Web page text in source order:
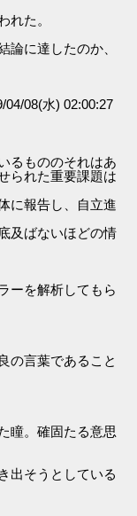
れた。
論に達したのか、
04/08(水) 02:00:27
るもののそれはあ
られた重要課題は
に報告し、自立進
及ばないほどの情
ーを解析してもら
の言葉であること
瞳。確固たる意思
出そうとしている